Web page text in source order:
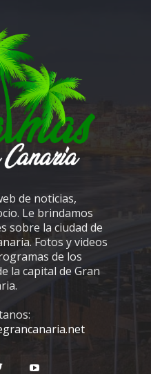
de noticias,
Le brindamos
sobre la ciudad de
Fotos y videos
de los
la capital de Gran